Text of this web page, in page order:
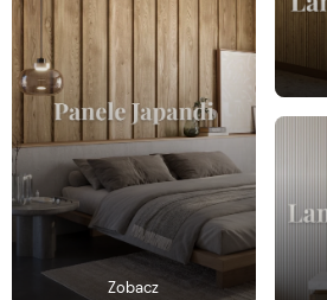
Zobacz